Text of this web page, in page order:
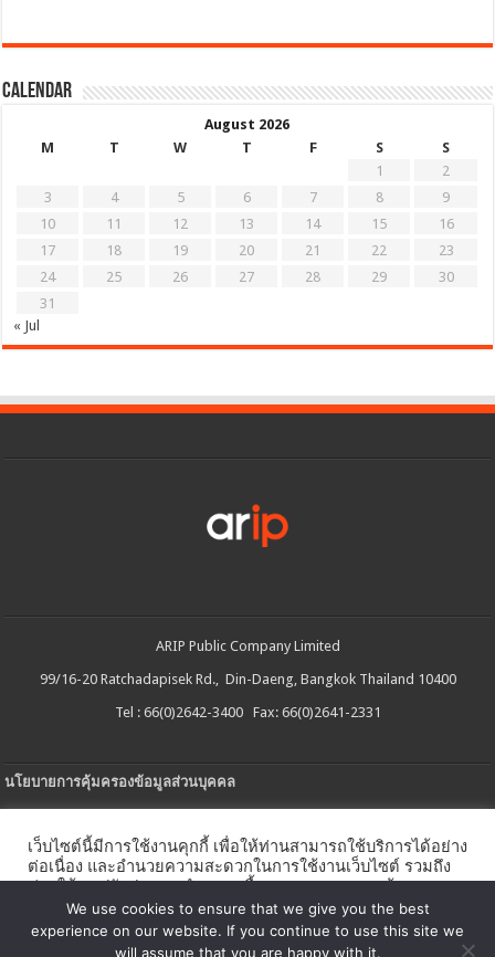
Calendar
August 2026
M
T W T F S
S
1
2
3
4 5 6 7 8
9
10
11 12 13 14 15
16
17
18 19 20 21 22
23
24
25 26 27 28 29
30
31
« Jul
ARIP Public Company Limited
99/16-20 Ratchadapisek Rd., Din-Daeng, Bangkok Thailand 10400
Tel : 66(0)2642-3400 Fax: 66(0)2641-2331
นโยบายการคุ้มครองข้อมูลส่วนบุคคล
นโยบายการใช้คกกี้
นโยบายความปลอดภัยของข้อมูลสารสนเทศ
เว็บไซต์นี้มีการใช้งานคุกกี้ เพื่อให้ท่านสามารถใช้บริการได้อย่าง
ต่อเนื่อง และอำนวยความสะดวกในการใช้งานเว็บไซต์ รวมถึง
ช่วยให้เราปรับปรุงการนำเสนอเนื้อหาตรงตามความต้องการ
ของท่าน โดยสามารถศึกษารายละเอียดเพิ่มเติมได้ใน นโยบาย
คุกกี้
We use cookies to ensure that we give you the best
experience on our website. If you continue to use this site we
will assume that you are happy with it.